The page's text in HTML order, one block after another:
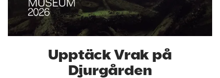
Upptäck Vrak på
Djurgården